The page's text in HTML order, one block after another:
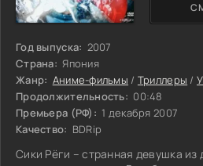
Год выпуска: 2007
Страна: Япония
Жанр: Аниме-фильмы / Триллеры /
Продолжительность: 00:48
Премьера (РФ): 1 декабря 2007
Качество: BDRip
Сики Рёги – странная девушка из